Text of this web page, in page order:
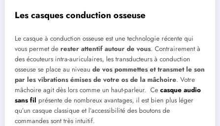
Les casques conduction osseuse
Le casque à conduction osseuse est une technologie récente qui
vous permet de rester attentif autour de vous. Contrairement à
des écouteurs intra-auriculaires, les transducteurs à conduction
osseuse se place au niveau de vos pommettes et transmet le son
par les vibrations émises de votre os de la mâchoire. Votre
mâchoire agit dès lors comme un haut-parleur. Ce casque audio
sans fil présente de nombreux avantages, il est bien plus léger
qu’un casque classique et l’accessibilité des boutons de
commandes sont très intuitif.